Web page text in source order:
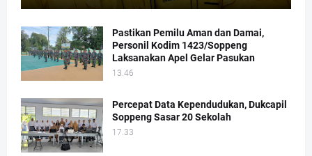
Pastikan Pemilu Aman dan Damai,
Personil Kodim 1423/Soppeng
Laksanakan Apel Gelar Pasukan
13.46
Percepat Data Kependudukan, Dukcapil
Soppeng Sasar 20 Sekolah
17.33